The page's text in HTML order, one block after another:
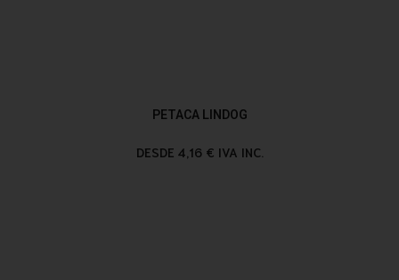
PETACA LINDOG
DESDE 4,16 € IVA INC.